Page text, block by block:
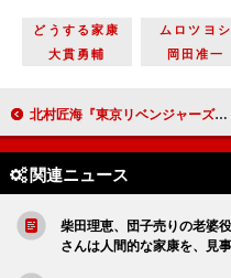
どうする家康 ムロツヨシ
大貫勇輔
岡田准一
北村匠海『東京リベンジャーズ』実写化に当たって掲げた目標を明かす 「過去の『クローズ』を超えるぐらい熱量の高い作品に」
関連ニュース
柴田理恵、団子売りの老婆
さんは人間的な家康を、見